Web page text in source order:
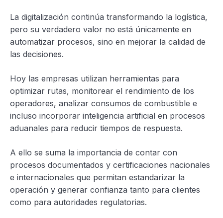
La digitalización continúa transformando la logística,
pero su verdadero valor no está únicamente en
automatizar procesos, sino en mejorar la calidad de
las decisiones.
Hoy las empresas utilizan herramientas para
optimizar rutas, monitorear el rendimiento de los
operadores, analizar consumos de combustible e
incluso incorporar inteligencia artificial en procesos
aduanales para reducir tiempos de respuesta.
A ello se suma la importancia de contar con
procesos documentados y certificaciones nacionales
e internacionales que permitan estandarizar la
operación y generar confianza tanto para clientes
como para autoridades regulatorias.